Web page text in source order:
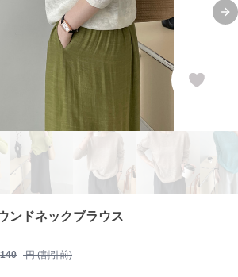
ンドネックブラウス
円 (割引前)